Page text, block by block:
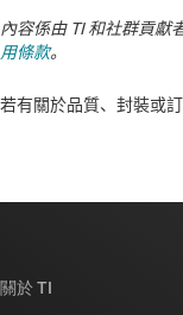
內容係由 TI 和社群貢獻
用條款。
若有關於品質、封裝或
關於 TI